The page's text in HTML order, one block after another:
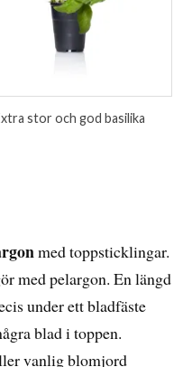
stor och god basilika
med toppsticklingar.
med pelargon. En längd
under ett bladfäste
blad i toppen.
vanlig blomjord